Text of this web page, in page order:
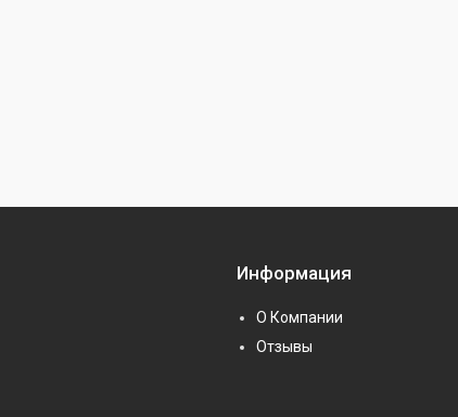
Информация
О Компании
Отзывы